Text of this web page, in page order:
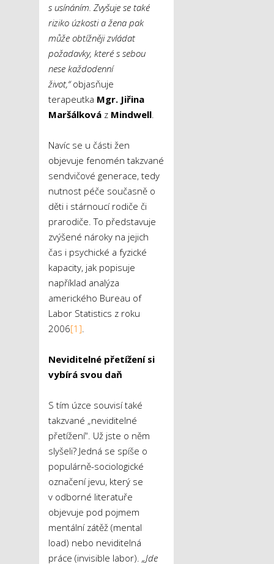
s usínáním. Zvyšuje se také
riziko úzkosti a žena pak
může obtížněji zvládat
požadavky, které s sebou
nese každodenní
život,“objasňuje
terapeutka Mgr. Jiřina
Maršálková z Mindwell
Navíc se u části žen
objevuje fenomén takzvané
sendvičové generace, tedy
nutnost péče současně o
děti i stárnoucí rodiče či
prarodiče. To představuje
zvýšené nároky na jejich
čas i psychické a fyzické
kapacity, jak popisuje
například analýza
amerického Bureau of
Labor Statistics z roku
2006[1]
Neviditelné přetížení si
vybírá svou daň
S tím úzce souvisí také
takzvané „neviditelné
přetížení“. Už jste o něm
slyšeli? Jedná se spíše o
populárně-sociologické
označení jevu, který se
v odborné literatuře
objevuje pod pojmem
mentální zátěž (mental
load) nebo neviditelná
práce (invisible labor). „Jde